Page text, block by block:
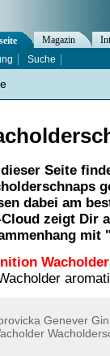
Seite
dabei am
Cloud zeigt Dir
mit
Genever Gin
Magazin
Suche